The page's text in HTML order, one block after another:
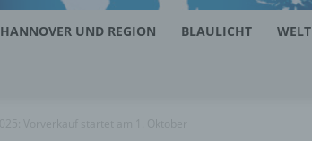
HANNOVER UND REGION BLAULICHT WELT